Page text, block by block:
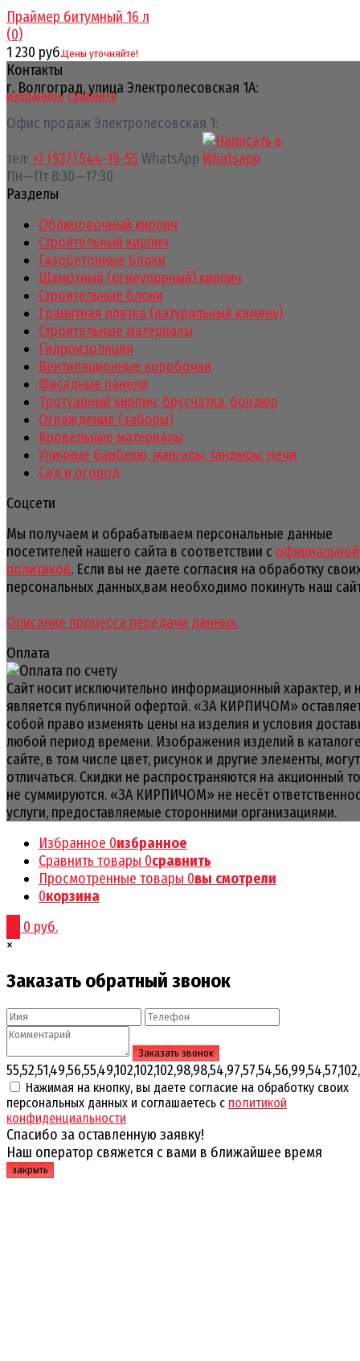
избранное сравнить
Праймер битумный 16 л
(0)
1 230 руб.Цены уточняйте!
Контакты
г. Волгоград, улица Электролесовская 1А:
Офис продаж Электролесовская 1:
тел: +7 (937) 544-19-55 WhatsApp
Пн—Пт 8:30—17:30
Разделы
Облицовочный кирпич
Строительный кирпич
Газобетонные блоки
Шамотный (огнеупорный) кирпич
Строительные блоки
Гранитная плитка (натуральный камень)
Строительные материалы
Гидроизоляция
Вентиляционные коробочки
Фасадные панели
Тротуарный кирпич, брусчатка, бордюр
Ограждение (заборы)
Кровельные материалы
Уличные барбекю, мангалы, тандыры, печи
Сад и огород
Соцсети
Мы получаем и обрабатываем персональные данные
посетителей нашего сайта в соответствии с официальной
политикой. Если вы не даете согласия на обработку
персональных данных,вам необходимо покинуть наш
Описание процесса передачи данных.
Оплата
Сайт носит исключительно информационный характер, и
является публичной офертой. «ЗА КИРПИЧОМ»
собой право изменять цены на изделия и условия
любой период времени. Изображения изделий в
сайте, в том числе цвет, рисунок и другие элементы, могут
отличаться. Скидки не распространяются на акционный
не суммируются. «ЗА КИРПИЧОМ» не несёт
услуги, предоставляемые сторонними организациями.
Избранное 0избранное
Сравнить товары 0сравнить
Просмотренные товары 0вы смотрели
0корзина
0 руб.
×
Заказать обратный звонок
Нажимая на кнопку, вы даете согласие на обработку своих
персональных данных и соглашаетесь с политикой
конфиденциальности
Спасибо за оставленную заявку!
Наш оператор свяжется с вами в ближайшее время
закрыть